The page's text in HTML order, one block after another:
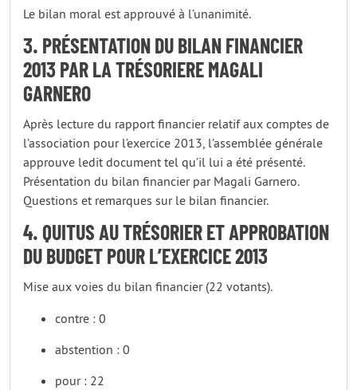
Le bilan moral est approuvé à l’unanimité.
3. PRÉSENTATION DU BILAN FINANCIER
2013 PAR LA TRÉSORIERE MAGALI
GARNERO
Après lecture du rapport financier relatif aux comptes de
l’association pour l’exercice 2013, l’assemblée générale
approuve ledit document tel qu’il lui a été présenté.
Présentation du bilan financier par Magali Garnero.
Questions et remarques sur le bilan financier.
4. QUITUS AU TRÉSORIER ET APPROBATION
DU BUDGET POUR L’EXERCICE 2013
Mise aux voies du bilan financier (22 votants).
contre : 0
abstention : 0
pour : 22